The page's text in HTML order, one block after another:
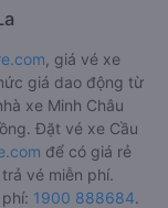
, giá vé xe
giá dao động từ
xe Minh Châu
Đặt vé xe Cầu
để có giá rẻ
vé miễn phí.
1900 888684.